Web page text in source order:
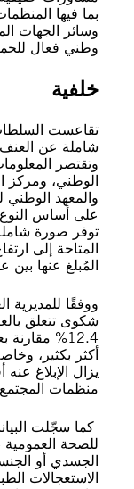
بما فيها
وسائر الجهات
وطني فعال
خلفية
تقاعست
شاملة عن العنف
وتقتصر
الوطني، ومركز
والمعهد
على أساس النوع
توفر صورة
المتاحة إلى
المُبلغ عنها بين عامي
أكثر بكثير،
يزال الإبلاغ
منظمات
كما سجّلت
الجسدي أو
الاستعجالات